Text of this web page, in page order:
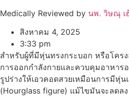
Medically Reviewed by นพ. วิษณุ เ
สิงหาคม 4, 2025
3:33 pm
สำหรับผู้ที่มีหุ่นทรงกระบอก หรือโครง
การออกกำลังกายและควบคุมอาหาร
รูปร่างให้เอวคอดสวยเหมือนการมีหุ่
(Hourglass figure) แม้ไขมันจะลดล